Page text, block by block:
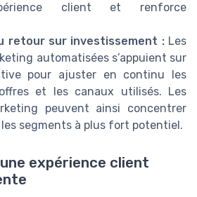
client et renforce
retour sur investissement :Les
automatisées s’appuient sur
pour ajuster en continu les
et les canaux utilisés. Les
peuvent ainsi concentrer
segments à plus fort potentiel.
expérience client